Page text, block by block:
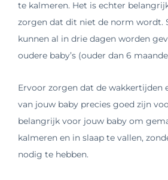
te kalmeren. Het is echter
zorgen dat dit niet de norm wordt.
kunnen al in drie dagen worden
oudere baby’s (ouder dan 6
Ervoor zorgen dat de wakkertijden
van jouw baby precies goed zijn
belangrijk voor jouw baby om
kalmeren en in slaap te vallen,
nodig te hebben.